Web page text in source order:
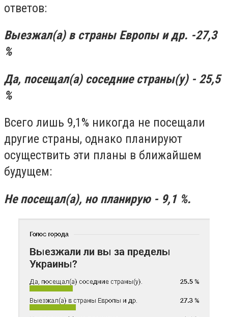
ответов:
Выезжал(а) в страны Европы и др. -27,3
%
Да, посещал(а) соседние страны(у) - 25,5
%
Всего лишь 9,1% никогда не посещали
другие страны, однако планируют
осуществить эти планы в ближайшем
будущем:
Не посещал(а), но планирую - 9,1 %.